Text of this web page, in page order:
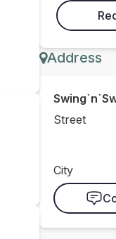
Address
Street
City